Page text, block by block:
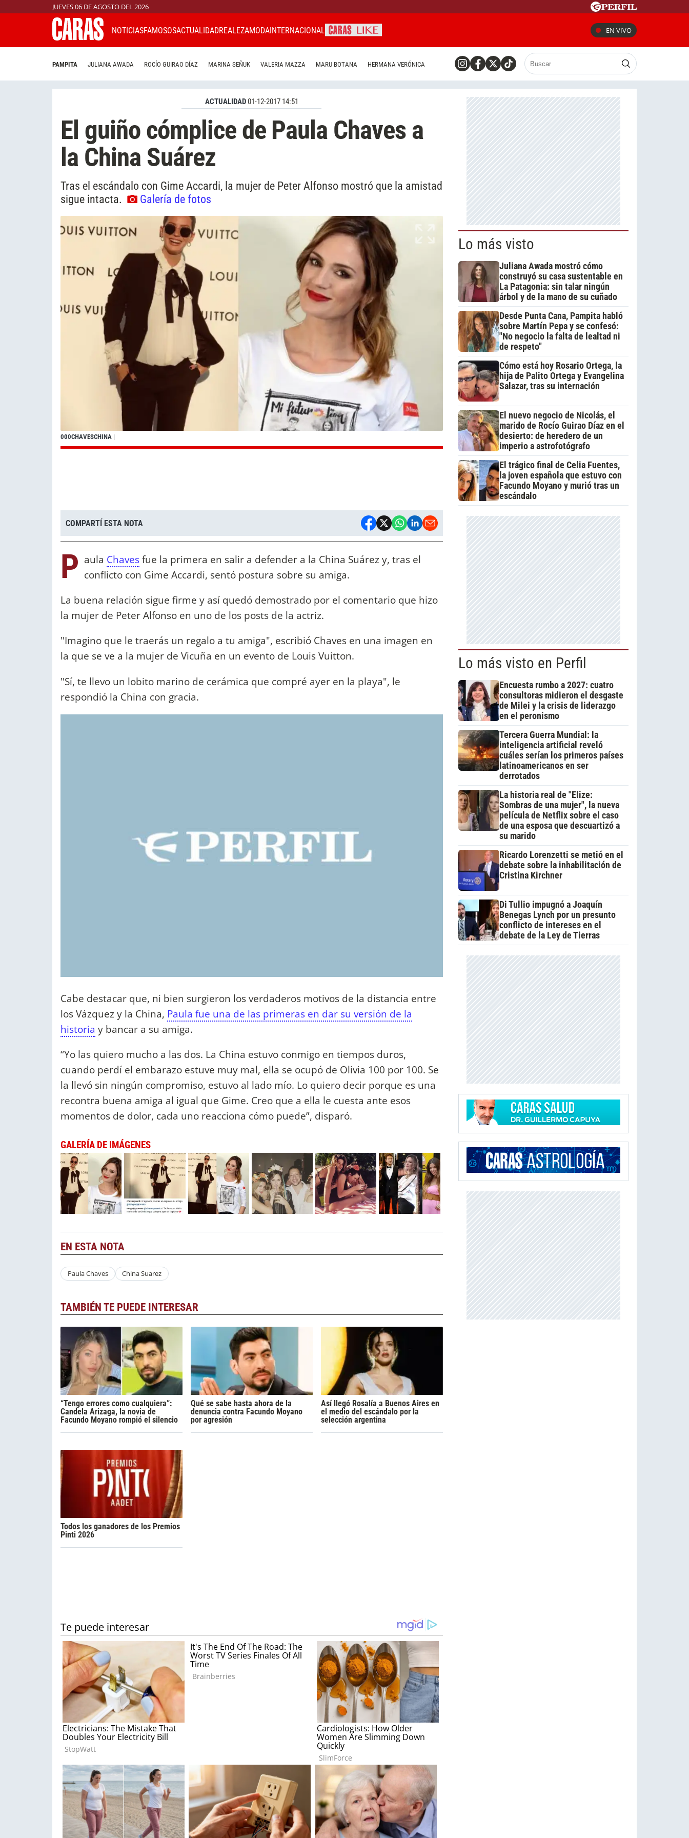
JUEVES 06 DE AGOSTO DEL 2026
NOTICIASFAMOSOSACTUALIDADREALEZAMODAINTERNACIONAL EN VIVO
PAMPITA JULIANA AWADA ROCÍO GUIRAO DÍAZ MARINA SEÑUK VALERIA MAZZA MARU BOTANA HERMANA VERÓNICA
ACTUALIDAD01-12-2017 14:51
El guiño cómplice de Paula Chaves a
la China Suárez
Tras el escándalo con Gime Accardi, la mujer de Peter Alfonso mostró que la amistad
sigue intacta.
Galería de fotos
000CHAVESCHINA |
COMPARTÍ ESTA NOTA
P aula Chavesfue la primera en salir a defender a la China Suárez y, tras el
conflicto con Gime Accardi, sentó postura sobre su amiga.
La buena relación sigue firme y así quedó demostrado por el comentario que hizo
la mujer de Peter Alfonso en uno de los posts de la actriz.
"Imagino que le traerás un regalo a tu amiga", escribió Chaves en una imagen en
la que se ve a la mujer de Vicuña en un evento de Louis Vuitton.
"Sí, te llevo un lobito marino de cerámica que compré ayer en la playa", le
respondió la China con gracia.
Cabe destacar que, ni bien surgieron los verdaderos motivos de la distancia entre
los Vázquez y la China, Paula fue una de las primeras en dar su versión de la
historia y bancar a su amiga.
“Yo las quiero mucho a las dos. La China estuvo conmigo en tiempos duros,
cuando perdí el embarazo estuve muy mal, ella se ocupó de Olivia 100 por 100. Se
la llevó sin ningún compromiso, estuvo al lado mío. Lo quiero decir porque es una
recontra buena amiga al igual que Gime. Creo que a ella le cuesta ante esos
momentos de dolor, cada uno reacciona cómo puede”, disparó.
GALERÍA DE IMÁGENES
EN ESTA NOTA
Paula Chaves China Suarez
TAMBIÉN TE PUEDE INTERESAR
“Tengo errores como cualquiera”:
Candela Arizaga, la novia de
Facundo Moyano rompió el silencio
Qué se sabe hasta ahora de la
denuncia contra Facundo Moyano
por agresión
Así llegó Rosalía a Buenos Aires en
el medio del escándalo por la
selección argentina
Todos los ganadores de los Premios
Pinti 2026
Lo más visto
Juliana Awada mostró cómo
construyó su casa sustentable en
La Patagonia: sin talar ningún
árbol y de la mano de su cuñado
Desde Punta Cana, Pampita habló
sobre Martín Pepa y se confesó:
"No negocio la falta de lealtad ni
de respeto"
Cómo está hoy Rosario Ortega, la
hija de Palito Ortega y Evangelina
Salazar, tras su internación
El nuevo negocio de Nicolás, el
marido de Rocío Guirao Díaz en el
desierto: de heredero de un
imperio a astrofotógrafo
El trágico final de Celia Fuentes,
la joven española que estuvo con
Facundo Moyano y murió tras un
escándalo
Lo más visto en Perfil
Encuesta rumbo a 2027: cuatro
consultoras midieron el desgaste
de Milei y la crisis de liderazgo
en el peronismo
Tercera Guerra Mundial: la
inteligencia artificial reveló
cuáles serían los primeros países
latinoamericanos en ser
derrotados
La historia real de "Elize:
Sombras de una mujer", la nueva
película de Netflix sobre el caso
de una esposa que descuartizó a
su marido
Ricardo Lorenzetti se metió en el
debate sobre la inhabilitación de
Cristina Kirchner
Di Tullio impugnó a Joaquín
Benegas Lynch por un presunto
conflicto de intereses en el
debate de la Ley de Tierras